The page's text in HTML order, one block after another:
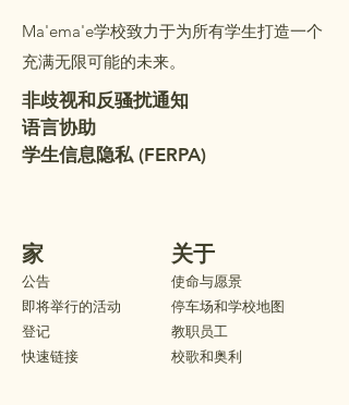
的到来！ 教室安排： 教室分
配名单已张贴在学校办公室门
外。（办公室开放时间：
Ma'ema'e学校致力于为所有学生打造一个
充满无限可能的未来。
非歧视和反骚扰通知
语言协助
学生信息隐私 (FERPA)
家
公告
即将举行的活动
登记
快速链接
关于
使命与愿景
停车场和学校地图
教职员工
校歌和奥利